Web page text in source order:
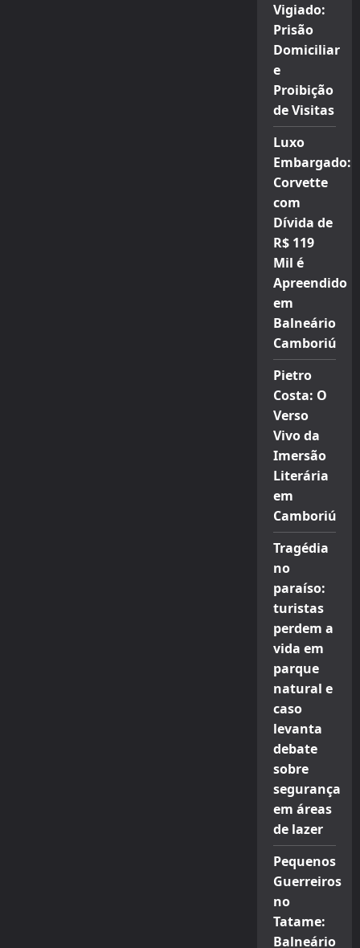
Vigiado:
Prisão
Domiciliar
e
Proibição
de Visitas
Luxo
Embargado:
Corvette
com
Dívida de
R$ 119
Mil é
Apreendido
em
Balneário
Camboriú
Pietro
Costa: O
Verso
Vivo da
Imersão
Literária
em
Camboriú
Tragédia
no
paraíso:
turistas
perdem a
vida em
parque
natural e
caso
levanta
debate
sobre
segurança
em áreas
de lazer
Pequenos
Guerreiros
no
Tatame:
Balneário